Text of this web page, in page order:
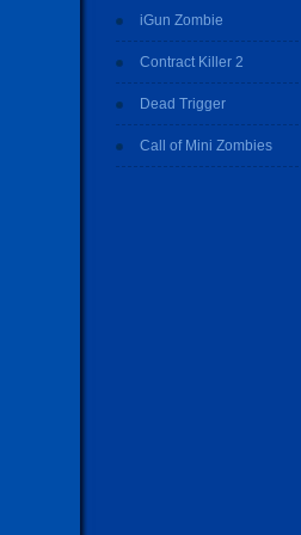
iGun Zombie
Contract Killer 2
Dead Trigger
Call of Mini Zombies